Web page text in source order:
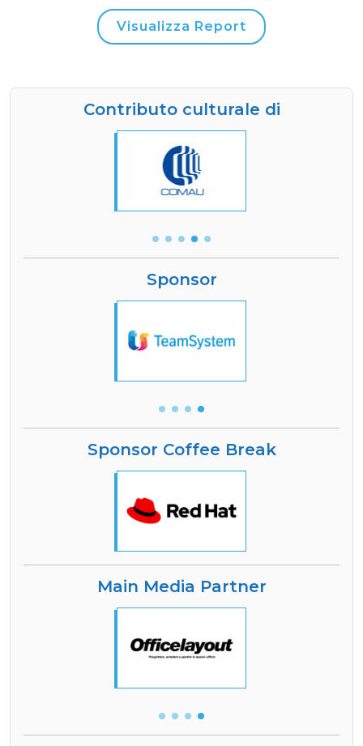
Visualizza Report
Contributo culturale di
Sponsor
Sponsor Coffee Break
Main Media Partner